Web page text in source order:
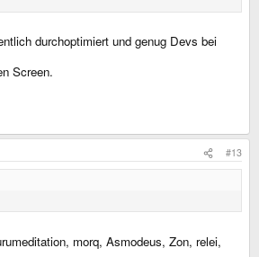
durchoptimiert und genug Devs bei
Screen.
#13
morq, Asmodeus, Zon, relei,